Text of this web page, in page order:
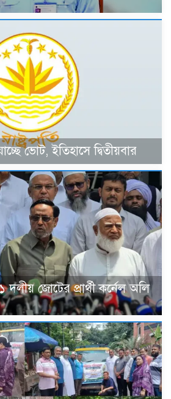
ভোট, ইতিহাসে দ্বিতীয়বার
দলীয় জোটের প্রার্থী কর্নেল অলি